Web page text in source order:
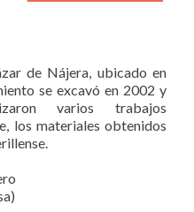
de Nájera, ubicado en
se excavó en 2002 y
varios trabajos
los materiales obtenidos